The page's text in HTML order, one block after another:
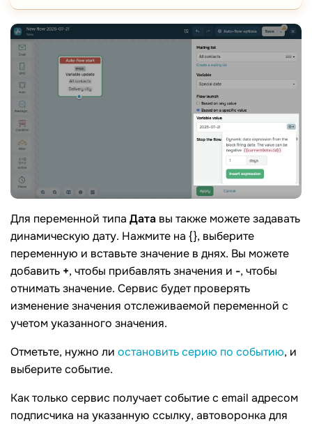
Для переменной типа Дата вы также можете задавать
динамическую дату. Нажмите на {}, выберите
переменную и вставьте значение в днях. Вы можете
добавить +, чтобы прибавлять значения и -, чтобы
отнимать значение. Сервис будет проверять
изменение значения отслеживаемой переменной с
учетом указанного значения.
Отметьте, нужно ли остановить серию по событию, и
выберите событие.
Как только сервис получает событие с email адресом
подписчика на указанную ссылку, автоворонка для